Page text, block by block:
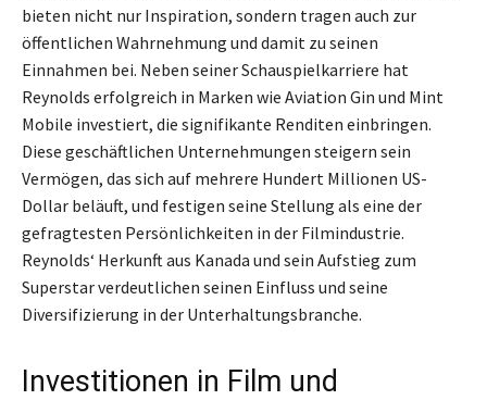
bieten nicht nur Inspiration, sondern tragen auch zur
öffentlichen Wahrnehmung und damit zu seinen
Einnahmen bei. Neben seiner Schauspielkarriere hat
Reynolds erfolgreich in Marken wie Aviation Gin und Mint
Mobile investiert, die signifikante Renditen einbringen.
Diese geschäftlichen Unternehmungen steigern sein
Vermögen, das sich auf mehrere Hundert Millionen US-
Dollar beläuft, und festigen seine Stellung als eine der
gefragtesten Persönlichkeiten in der Filmindustrie.
Reynolds‘ Herkunft aus Kanada und sein Aufstieg zum
Superstar verdeutlichen seinen Einfluss und seine
Diversifizierung in der Unterhaltungsbranche.
Investitionen in Film und